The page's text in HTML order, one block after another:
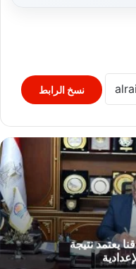
نسخ الرابط
قنا يعتمد نتيجة